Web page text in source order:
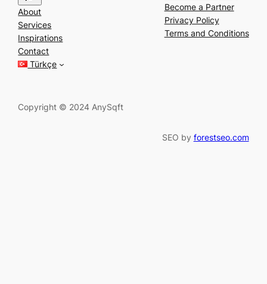
e
a
r
c
h
About
Services
Inspirations
Contact
Türkçe
Become a Partner
Privacy Policy
Terms and Conditions
Copyright © 2024 AnySqft
SEO by forestseo.com